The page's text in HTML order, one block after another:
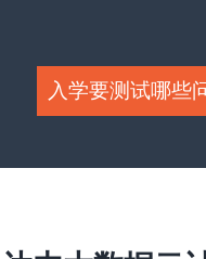
入学要测试哪些